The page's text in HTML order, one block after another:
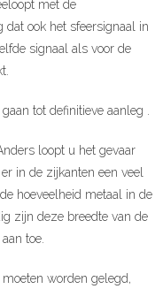
met de
ook het sfeersignaal in
signaal als voor de
tot definitieve aanleg .
loopt u het gevaar
in de zijkanten een veel
hoeveelheid metaal in de
zijn deze breedte van de
toe.
worden gelegd,